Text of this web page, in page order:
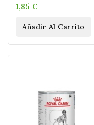
1,85 €
Añadir Al Carrito